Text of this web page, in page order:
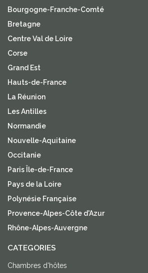
Bourgogne-Franche-Comté
Bretagne
Centre Val de Loire
Corse
Grand Est
Hauts-de-France
La Réunion
Les Antilles
Normandie
Nouvelle-Aquitaine
Occitanie
Paris Île-de-France
Pays de la Loire
Polynésie Française
Provence-Alpes-Côte d'Azur
Rhône-Alpes-Auvergne
CATEGORIES
Chambres d'hôtes